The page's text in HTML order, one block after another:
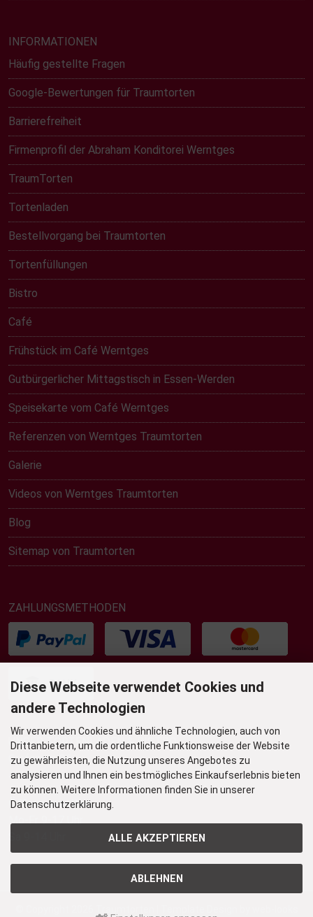
INFORMATIONEN
Häufig gestellte Fragen
Google-Bewertungen für Traumtorten
Barrierefreiheit
Firmenprofil der Abraham Konditorei Werntges
TraumTorten
Tortenladen
Bestellvorgang bei Traumtorten
Tortenfüllungen
Bistro
Café
Frühstück im Café Werntges
Gutbürgerlicher Mittagstisch in Essen-Werden
Speisekarte vom Café Werntges
Referenzen von Werntges Traumtorten
Galerie
Videos von Werntges Traumtorten
Blog
Sitemap von Traumtorten
ZAHLUNGSMETHODEN
UNSER TORTENLADEN & BISTRO
Grafenstr. 36
45239 Essen-Werden
Öffnungszeiten
Diese Webseite verwendet Cookies und
andere Technologien
Wir verwenden Cookies und ähnliche Technologien, auch von
Drittanbietern, um die ordentliche Funktionsweise der Website
zu gewährleisten, die Nutzung unseres Angebotes zu
analysieren und Ihnen ein bestmögliches Einkaufserlebnis bieten
zu können. Weitere Informationen finden Sie in unserer
Datenschutzerklärung.
ALLE AKZEPTIEREN
ABLEHNEN